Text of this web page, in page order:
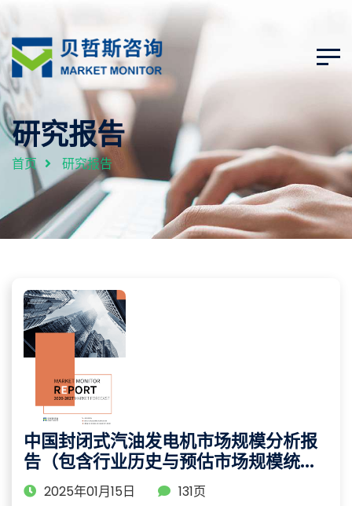
研究报告
首页 研究报告
中国封闭式汽油发电机市场规模分析报
告（包含行业历史与预估市场规模统计
与预测）
2025年01月15日
131页